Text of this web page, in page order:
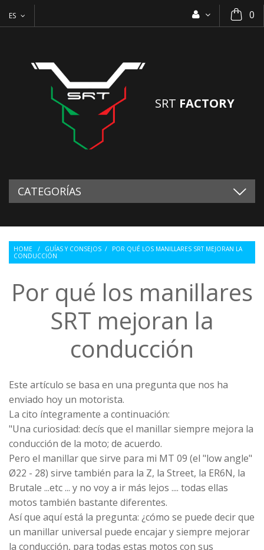
0
ES
SRT FACTORY
CATEGORÍAS
HOME / GUÍAS Y CONSEJOS /
POR QUÉ LOS MANILLARES SRT MEJORAN LA
CONDUCCIÓN
Por qué los manillares
SRT mejoran la
conducción
Este artículo se basa en una pregunta que nos ha
enviado hoy un motorista.
La cito íntegramente a continuación:
"Una curiosidad: decís que el manillar siempre mejora la
conducción de la moto; de acuerdo.
Pero el manillar que sirve para mi MT 09 (el "low angle"
Ø22 - 28) sirve también para la Z, la Street, la ER6N, la
Brutale ...etc ... y no voy a ir más lejos .... todas ellas
motos también bastante diferentes.
Así que aquí está la pregunta: ¿cómo se puede decir que
un manillar universal puede encajar y siempre mejorar
la conducción, para todas estas motos con sus